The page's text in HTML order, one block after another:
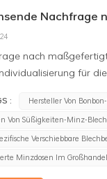
Nachfrage
nach
für
Kunden, Klienten
moderner
oft als
:
Hersteller Von
Von Süßigkeiten-Minz-
Verschiebbare
Minzdosen Im Großhandel